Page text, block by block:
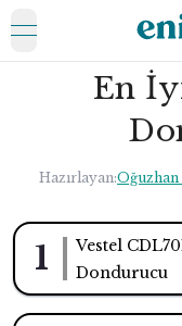
open
KOZMETİK
İLETİŞİM
En
Hazırlayan:Oğuzhan
1
Vestel
Dondurucu